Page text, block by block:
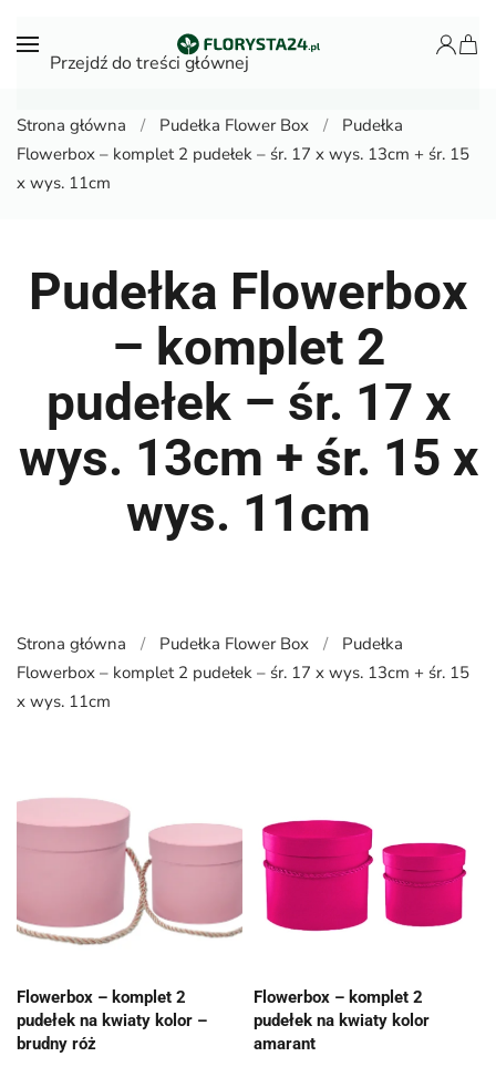
Przejdź do treści głównej
Strona główna Pudełka Flower Box
Pudełka
Flowerbox – komplet 2 pudełek – śr. 17 x wys. 13cm + śr. 15
x wys. 11cm
Pudełka Flowerbox
– komplet 2
pudełek – śr. 17 x
wys. 13cm + śr. 15 x
wys. 11cm
Strona główna Pudełka Flower Box
Pudełka
Flowerbox – komplet 2 pudełek – śr. 17 x wys. 13cm + śr. 15
x wys. 11cm
Flowerbox – komplet 2
pudełek na kwiaty kolor –
brudny róż
Flowerbox – komplet 2
pudełek na kwiaty kolor
amarant